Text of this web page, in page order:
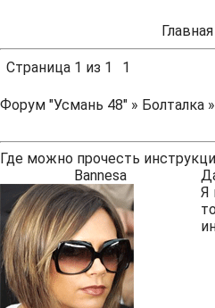
Страница 1 из 1 1
Форум "Усмань 48" » Болталка »
Где можно прочесть
Вannesa
Я